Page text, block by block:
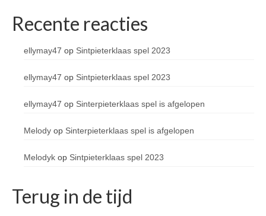
Recente reacties
ellymay47 op Sintpieterklaas spel 2023
ellymay47 op Sintpieterklaas spel 2023
ellymay47 op Sinterpieterklaas spel is afgelopen
Melody op Sinterpieterklaas spel is afgelopen
Melodyk op Sintpieterklaas spel 2023
Terug in de tijd